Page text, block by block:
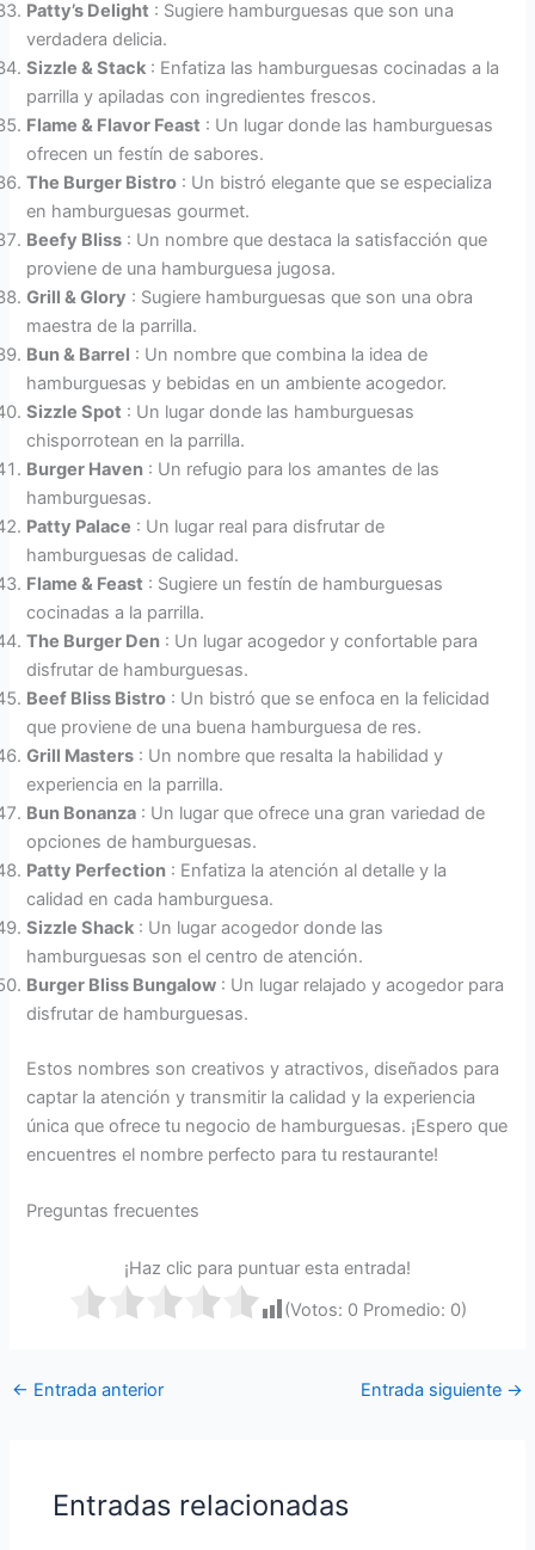
Patty’s Delight : Sugiere hamburguesas que son una
verdadera delicia.
Sizzle & Stack : Enfatiza las hamburguesas cocinadas a la
parrilla y apiladas con ingredientes frescos.
Flame & Flavor Feast : Un lugar donde las hamburguesas
ofrecen un festín de sabores.
The Burger Bistro : Un bistró elegante que se especializa
en hamburguesas gourmet.
Beefy Bliss : Un nombre que destaca la satisfacción que
proviene de una hamburguesa jugosa.
Grill & Glory : Sugiere hamburguesas que son una obra
maestra de la parrilla.
Bun & Barrel : Un nombre que combina la idea de
hamburguesas y bebidas en un ambiente acogedor.
Sizzle Spot : Un lugar donde las hamburguesas
chisporrotean en la parrilla.
Burger Haven : Un refugio para los amantes de las
hamburguesas.
Patty Palace : Un lugar real para disfrutar de
hamburguesas de calidad.
Flame & Feast : Sugiere un festín de hamburguesas
cocinadas a la parrilla.
The Burger Den : Un lugar acogedor y confortable para
disfrutar de hamburguesas.
Beef Bliss Bistro : Un bistró que se enfoca en la felicidad
que proviene de una buena hamburguesa de res.
Grill Masters : Un nombre que resalta la habilidad y
experiencia en la parrilla.
Bun Bonanza : Un lugar que ofrece una gran variedad de
opciones de hamburguesas.
Patty Perfection : Enfatiza la atención al detalle y la
calidad en cada hamburguesa.
Sizzle Shack : Un lugar acogedor donde las
hamburguesas son el centro de atención.
Burger Bliss Bungalow : Un lugar relajado y acogedor para
disfrutar de hamburguesas.
Estos nombres son creativos y atractivos, diseñados para
captar la atención y transmitir la calidad y la experiencia
única que ofrece tu negocio de hamburguesas. ¡Espero que
encuentres el nombre perfecto para tu restaurante!
Preguntas frecuentes
¡Haz clic para puntuar esta entrada!
(Votos: 0Promedio: 0)
← Entrada anterior Entrada siguiente →
Entradas relacionadas